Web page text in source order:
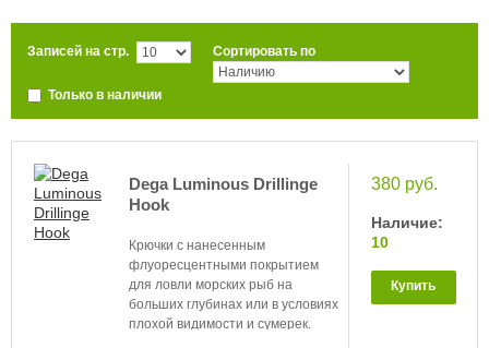
Записей на стр. Сортировать по
Только в наличии
Dega Luminous Drillinge
Hook
Крючки с нанесенным
флуоресцентными покрытием
для ловли морских рыб на
больших глубинах или в условиях
плохой видимости и сумерек.
380 руб.
Наличие:
10
Купить